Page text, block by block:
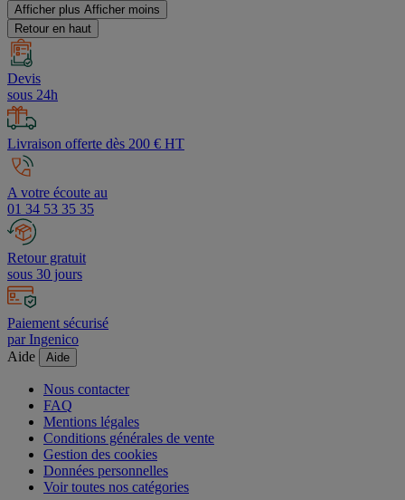
Afficher plus Afficher moins
Retour en haut
Devis
sous 24h
Livraison offerte dès 200 € HT
A votre écoute au
01 34 53 35 35
Retour gratuit
sous 30 jours
Paiement sécurisé
par Ingenico
Aide
Aide
Nous contacter
FAQ
Mentions légales
Conditions générales de vente
Gestion des cookies
Données personnelles
Voir toutes nos catégories